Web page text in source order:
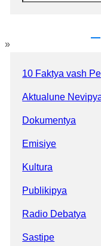
»
10 Faktya vash
Aktualune
Dokumentya
Emisiye
Kultura
Publikipya
Radio Debatya
Sastipe